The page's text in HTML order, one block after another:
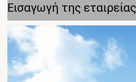
Εισαγωγή της εταιρείας